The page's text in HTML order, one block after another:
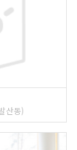
산동)